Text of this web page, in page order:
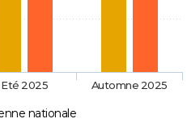
nationale
Eté 2025 Automne 2025